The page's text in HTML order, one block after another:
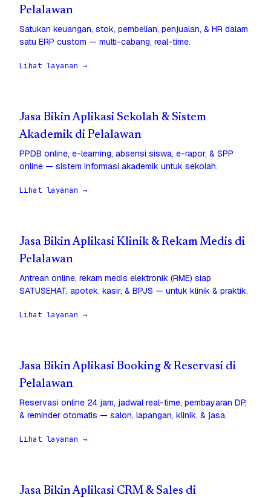
Pelalawan
Satukan keuangan, stok, pembelian, penjualan, & HR dalam
satu ERP custom — multi-cabang, real-time.
Lihat layanan →
Jasa Bikin Aplikasi Sekolah & Sistem
Akademik di Pelalawan
PPDB online, e-learning, absensi siswa, e-rapor, & SPP
online — sistem informasi akademik untuk sekolah.
Lihat layanan →
Jasa Bikin Aplikasi Klinik & Rekam Medis di
Pelalawan
Antrean online, rekam medis elektronik (RME) siap
SATUSEHAT, apotek, kasir, & BPJS — untuk klinik & praktik.
Lihat layanan →
Jasa Bikin Aplikasi Booking & Reservasi di
Pelalawan
Reservasi online 24 jam, jadwal real-time, pembayaran DP,
& reminder otomatis — salon, lapangan, klinik, & jasa.
Lihat layanan →
Jasa Bikin Aplikasi CRM & Sales di